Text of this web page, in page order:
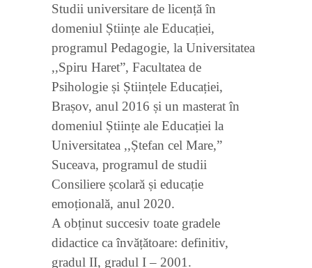
Studii universitare de licență în
domeniul Științe ale Educației,
programul Pedagogie, la Universitatea
,,Spiru Haret”, Facultatea de
Psihologie și Științele Educației,
Brașov, anul 2016 și un masterat în
domeniul Științe ale Educației la
Universitatea ,,Ștefan cel Mare,”
Suceava, programul de studii
Consiliere școlară și educație
emoțională, anul 2020.
A obținut succesiv toate gradele
didactice ca învățătoare: definitiv,
gradul II, gradul I – 2001.